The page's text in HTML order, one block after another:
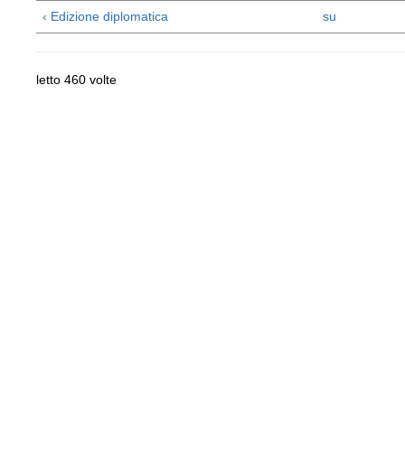
‹ Edizione diplomatica su
letto 460 volte